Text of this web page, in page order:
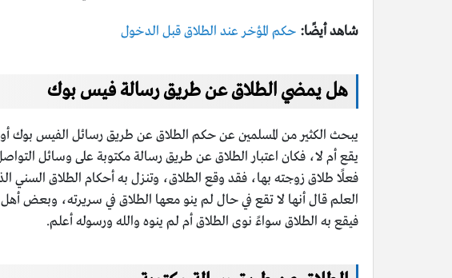
شاهد أيضًا: حكم المؤخر عند الطلاق قبل الدخول
هل يمضي الطلاق عن طريق رسالة فيس بوك
يبحث الكثير من المسلمين عن حكم الطلاق عن طريق رسائل الفيس بوك
يقع أم لا، فكان اعتبار الطلاق عن طريق رسالة مكتوبة على وسائل
فعلًا طلاق زوجته بها، فقد وقع الطلاق، وتنزل به أحكام الطلاق السني
العلم قال أنها لا تقع في حال لم ينو معها الطلاق في سريرته، وبعض
فيقع به الطلاق سواءً نوى الطلاق أم لم ينوه والله ورسوله أعلم.